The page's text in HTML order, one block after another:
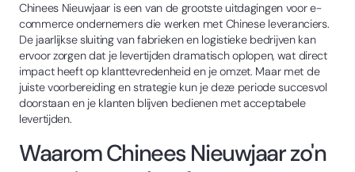
Chinees Nieuwjaar is een van de grootste uitdagingen voor e-
commerce ondernemers die werken met Chinese leveranciers.
De jaarlijkse sluiting van fabrieken en logistieke bedrijven kan
ervoor zorgen dat je levertijden dramatisch oplopen, wat direct
impact heeft op klanttevredenheid en je omzet. Maar met de
juiste voorbereiding en strategie kun je deze periode succesvol
doorstaan en je klanten blijven bedienen met acceptabele
levertijden.
Waarom Chinees Nieuwjaar zo'n